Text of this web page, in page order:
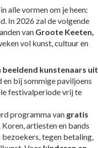
alle vormen om je heen:
In 2026 zal de volgende
van Groote Keeten,
vol kunst, cultuur en
beeldend kunstenaars uit
en bij sommige paviljoens
festivalperiode vrij te
programma van gratis
artiesten en bands
bezoekers, tegen betaling,